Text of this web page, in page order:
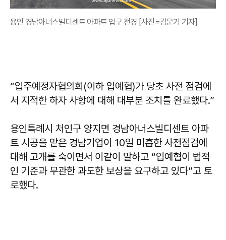
용인 경남아너스빌디센트 아파트 입구 전경 [사진=김문기 기자]
“입주예정자협의회(이하 입예협)가 당초 사전 점검에
서 지적한 하자 사항에 대해 대부분 조치를 완료했다.”
용인특례시 처인구 양지면 경남아너스빌디센트 아파
트 시공을 맡은 경남기업이 10일 미흡한 사전점검에
대해 고개를 숙이면서 이같이 말하고 “입예협이 법적
인 기준과 무관한 과도한 보상을 요구하고 있다”고 토
로했다.